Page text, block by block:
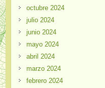
octubre 2024
julio 2024
junio 2024
mayo 2024
abril 2024
marzo 2024
febrero 2024